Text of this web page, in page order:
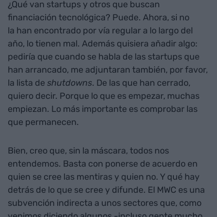
¿Qué van startups y otros que buscan
financiación tecnológica? Puede. Ahora, si no
la han encontrado por vía regular a lo largo del
año, lo tienen mal. Además quisiera añadir algo:
pediría que cuando se habla de las startups que
han arrancado, me adjuntaran también, por favor,
la lista de shutdowns. De las que han cerrado,
quiero decir. Porque lo que es empezar, muchas
empiezan. Lo más importante es comprobar las
que permanecen.
Bien, creo que, sin la máscara, todos nos
entendemos. Basta con ponerse de acuerdo en
quien se cree las mentiras y quien no. Y qué hay
detrás de lo que se cree y difunde. El MWC es una
subvención indirecta a unos sectores que, como